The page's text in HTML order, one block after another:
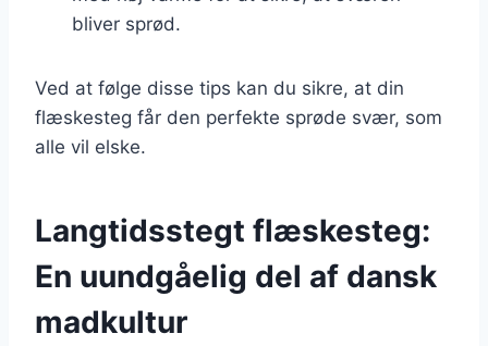
bliver sprød.
Ved at følge disse tips kan du sikre, at din
flæskesteg får den perfekte sprøde svær, som
alle vil elske.
Langtidsstegt flæskesteg:
En uundgåelig del af dansk
madkultur